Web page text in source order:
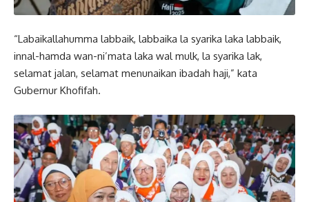
“Labaikallahumma labbaik, labbaika la syarika laka labbaik,
innal-hamda wan-ni’mata laka wal mulk, la syarika lak,
selamat jalan, selamat menunaikan ibadah haji,” kata
Gubernur Khofifah.